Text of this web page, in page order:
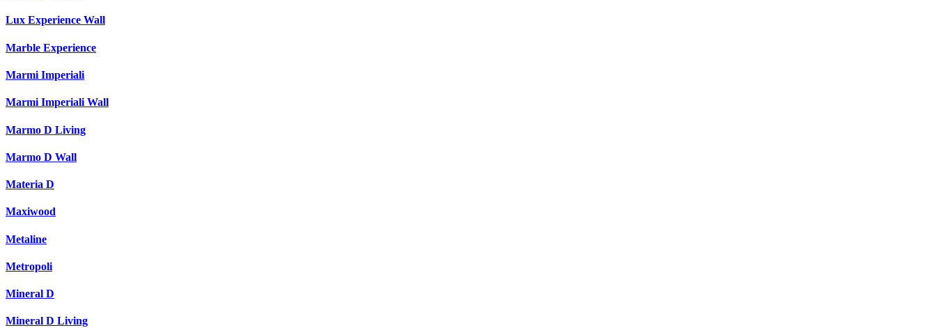
Lux Experience Wall
Marble Experience
Marmi Imperiali
Marmi Imperiali Wall
Marmo D Living
Marmo D Wall
Materia D
Maxiwood
Metaline
Metropoli
Mineral D
Mineral D Living